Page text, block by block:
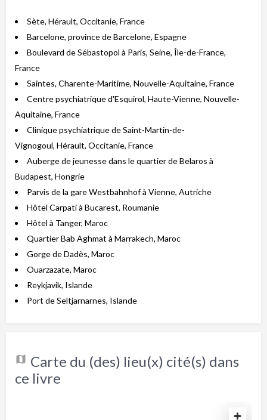
Sète, Hérault, Occitanie, France
Barcelone, province de Barcelone, Espagne
Boulevard de Sébastopol à Paris, Seine, Île-de-France,
France
Saintes, Charente-Maritime, Nouvelle-Aquitaine, France
Centre psychiatrique d'Esquirol, Haute-Vienne, Nouvelle-
Aquitaine, France
Clinique psychiatrique de Saint-Martin-de-
Vignogoul, Hérault, Occitanie, France
Auberge de jeunesse dans le quartier de Belaros à
Budapest, Hongrie
Parvis de la gare Westbahnhof à Vienne, Autriche
Hôtel Carpati à Bucarest, Roumanie
Hôtel à Tanger, Maroc
Quartier Bab Aghmat à Marrakech, Maroc
Gorge de Dadès, Maroc
Ouarzazate, Maroc
Reykjavik, Islande
Port de Seltjarnarnes, Islande
Carte du (des) lieu(x) cité(s) dans
ce livre